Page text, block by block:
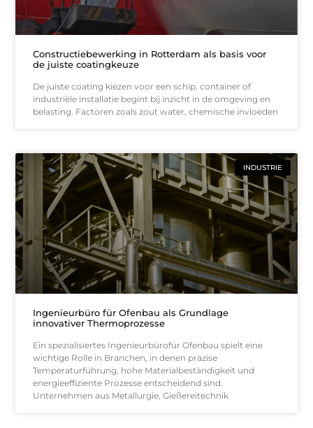
Constructiebewerking in Rotterdam als basis voor
de juiste coatingkeuze
De juiste coating kiezen voor een schip, container of
industriële installatie begint bij inzicht in de omgeving en
belasting. Factoren zoals zout water, chemische invloeden
INDUSTRIE
Ingenieurbüro für Ofenbau als Grundlage
innovativer Thermoprozesse
Ein spezialisiertes Ingenieurbürofür Ofenbau spielt eine
wichtige Rolle in Branchen, in denen präzise
Temperaturführung, hohe Materialbeständigkeit und
energieeffiziente Prozesse entscheidend sind.
Unternehmen aus Metallurgie, Gießereitechnik